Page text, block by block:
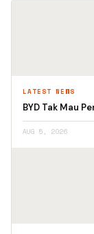
LATEST NEWS
BYD Tak Mau
AUG 5, 2026